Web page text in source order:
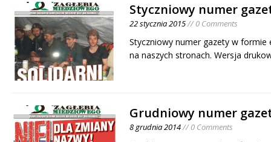
Styczniowy numer
22 stycznia 2015// 0 Comments
Styczniowy numer gazety w
na naszych stronach. Wersja
Grudniowy numer
8 grudnia 2014// 0 Comments